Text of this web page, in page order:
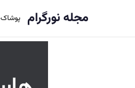
مجله نورگرام پوشاک